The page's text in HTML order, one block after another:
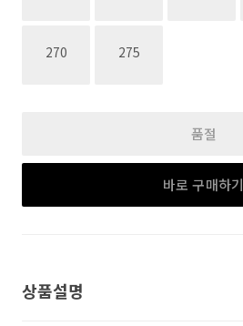
270재고없음 275재고없음
품절
바로 구매하기
상품설명